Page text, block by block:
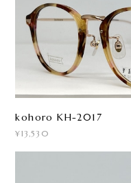
kohoro KH-2017
¥13,530